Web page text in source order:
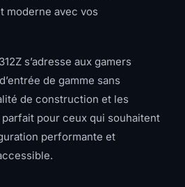
moderne avec vos
s’adresse aux gamers
de gamme sans
de construction et les
pour ceux qui souhaitent
performante et